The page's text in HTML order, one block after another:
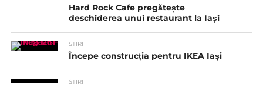
Hard Rock Cafe pregătește
deschiderea unui restaurant la Iași
STIRI
Începe construcția pentru IKEA Iași
STIRI